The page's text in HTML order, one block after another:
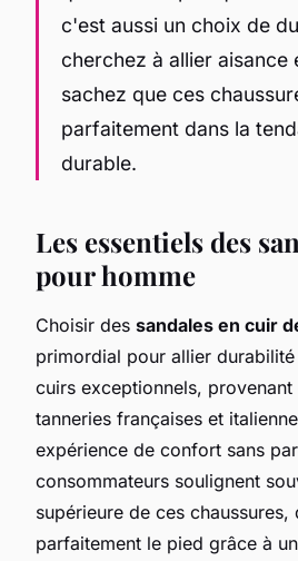
c'est aussi un choix de
cherchez à allier aisance
sachez que ces
parfaitement dans la
durable.
Les essentiels des
pour homme
Choisir des sandales en cuir
primordial pour allier
cuirs exceptionnels, provenant
tanneries françaises et
expérience de confort sans
consommateurs soulignent
supérieure de ces chaussures,
parfaitement le pied grâce à